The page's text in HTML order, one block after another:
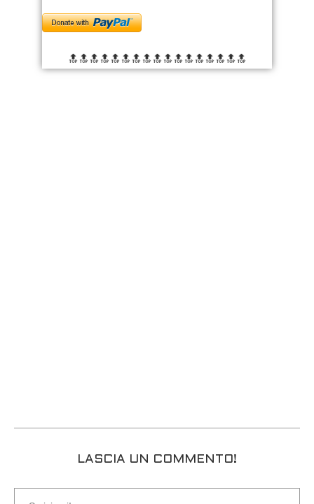
🔝🔝🔝🔝🔝🔝 🔝🔝🔝🔝🔝🔝 🔝🔝🔝🔝🔝
LASCIA UN COMMENTO!